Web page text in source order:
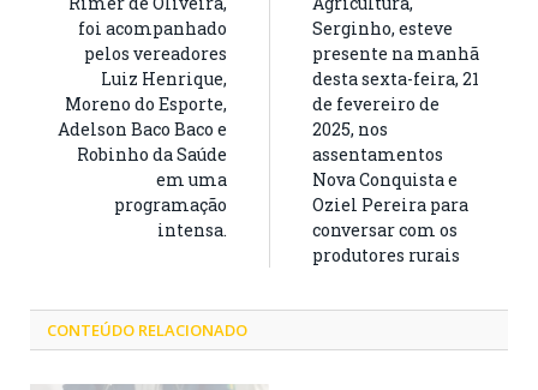
foi acompanhado
pelos vereadores
Luiz Henrique,
Moreno do Esporte,
Adelson Baco Baco e
Robinho da Saúde
em uma
programação
intensa.
Serginho, esteve
presente na manhã
desta sexta-feira, 21
de fevereiro de
2025, nos
assentamentos
Nova Conquista e
Oziel Pereira para
conversar com os
produtores rurais
CONTEÚDO RELACIONADO